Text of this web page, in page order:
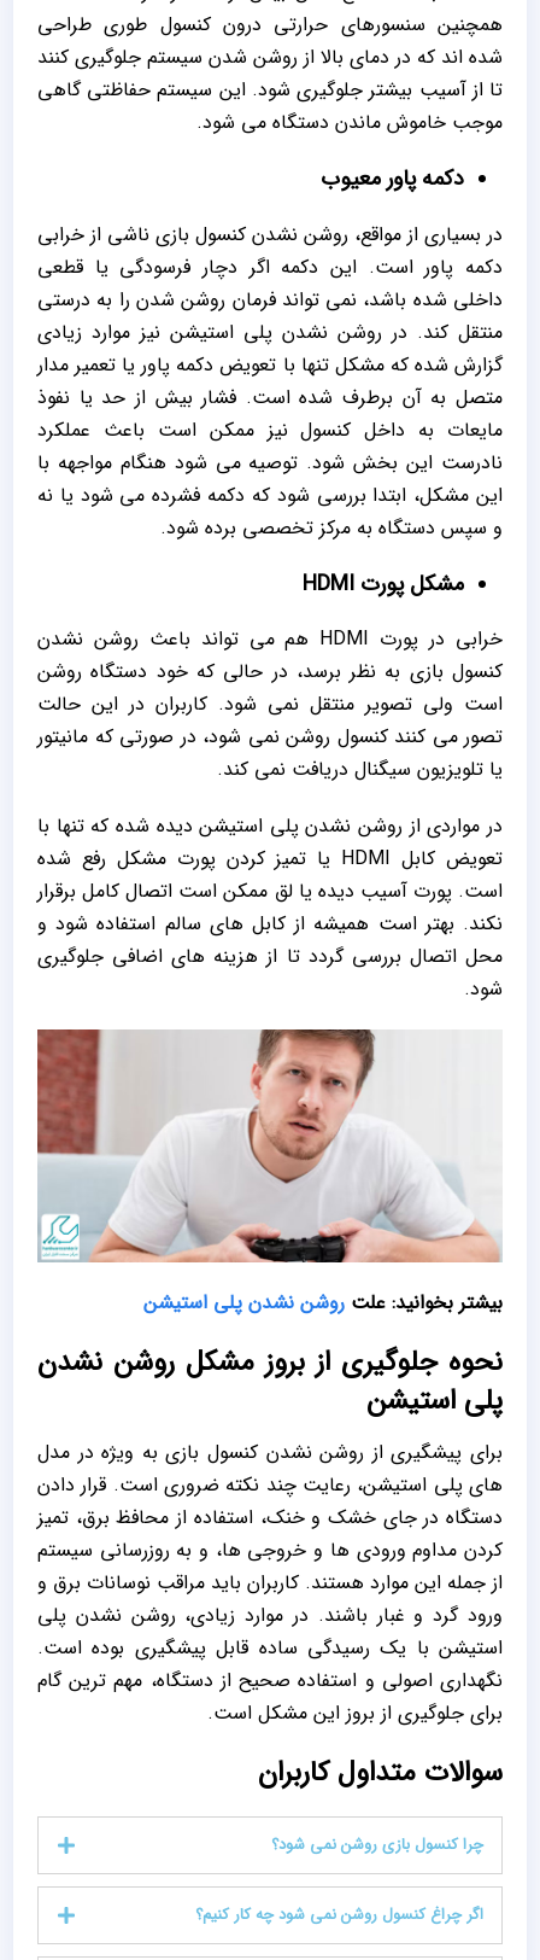
همچنین سنسورهای حرارتی درون کنسول طوری طراحی
شده‌ اند که در دمای بالا از روشن شدن سیستم جلوگیری کنند
تا از آسیب بیشتر جلوگیری شود. این سیستم حفاظتی گاهی
موجب خاموش ماندن دستگاه می‌ شود.
دکمه پاور معیوب
در بسیاری از مواقع، روشن نشدن کنسول بازی ناشی از خرابی
دکمه پاور است. این دکمه اگر دچار فرسودگی یا قطعی
داخلی شده باشد، نمی‌ تواند فرمان روشن شدن را به درستی
منتقل کند. در روشن نشدن پلی استیشن نیز موارد زیادی
گزارش شده که مشکل تنها با تعویض دکمه پاور یا تعمیر مدار
متصل به آن برطرف شده است. فشار بیش از حد یا نفوذ
مایعات به داخل کنسول نیز ممکن است باعث عملکرد
نادرست این بخش شود. توصیه می‌ شود هنگام مواجهه با
این مشکل، ابتدا بررسی شود که دکمه فشرده می‌ شود یا نه
و سپس دستگاه به مرکز تخصصی برده شود.
مشکل پورت HDMI
خرابی در پورت HDMI هم می‌ تواند باعث روشن نشدن
کنسول بازی به نظر برسد، در حالی که خود دستگاه روشن
است ولی تصویر منتقل نمی‌ شود. کاربران در این حالت
تصور می‌ کنند کنسول روشن نمی‌ شود، در صورتی که مانیتور
یا تلویزیون سیگنال دریافت نمی‌ کند.
در مواردی از روشن نشدن پلی استیشن دیده شده که تنها با
تعویض کابل HDMI یا تمیز کردن پورت مشکل رفع شده
است. پورت آسیب ‌دیده یا لق ممکن است اتصال کامل برقرار
نکند. بهتر است همیشه از کابل ‌های سالم استفاده شود و
محل اتصال بررسی گردد تا از هزینه ‌های اضافی جلوگیری
شود.
بیشتر بخوانید: علت روشن نشدن پلی استیشن
نحوه جلوگیری از بروز مشکل روشن نشدن
پلی استیشن
برای پیشگیری از روشن نشدن کنسول بازی به‌ ویژه در مدل‌
های پلی استیشن، رعایت چند نکته ضروری است. قرار دادن
دستگاه در جای خشک و خنک، استفاده از محافظ برق، تمیز
کردن مداوم ورودی‌ ها و خروجی‌ ها، و به‌ روزرسانی سیستم
از جمله این موارد هستند. کاربران باید مراقب نوسانات برق و
ورود گرد و غبار باشند. در موارد زیادی، روشن نشدن پلی
استیشن با یک رسیدگی ساده قابل پیشگیری بوده است.
نگهداری اصولی و استفاده صحیح از دستگاه، مهم‌ ترین گام
برای جلوگیری از بروز این مشکل است.
سوالات متداول کاربران
چرا کنسول بازی روشن نمی‌ شود؟
اگر چراغ کنسول روشن نمی‌ شود چه کار کنیم؟